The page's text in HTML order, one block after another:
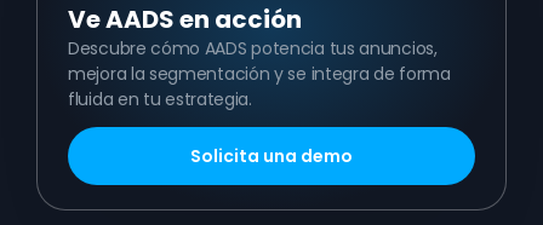
VeAADS en acción
Descubre cómo AADS potencia tus anuncios,
mejora la segmentación y se integra de forma
fluida en tu estrategia.
Solicita una demo